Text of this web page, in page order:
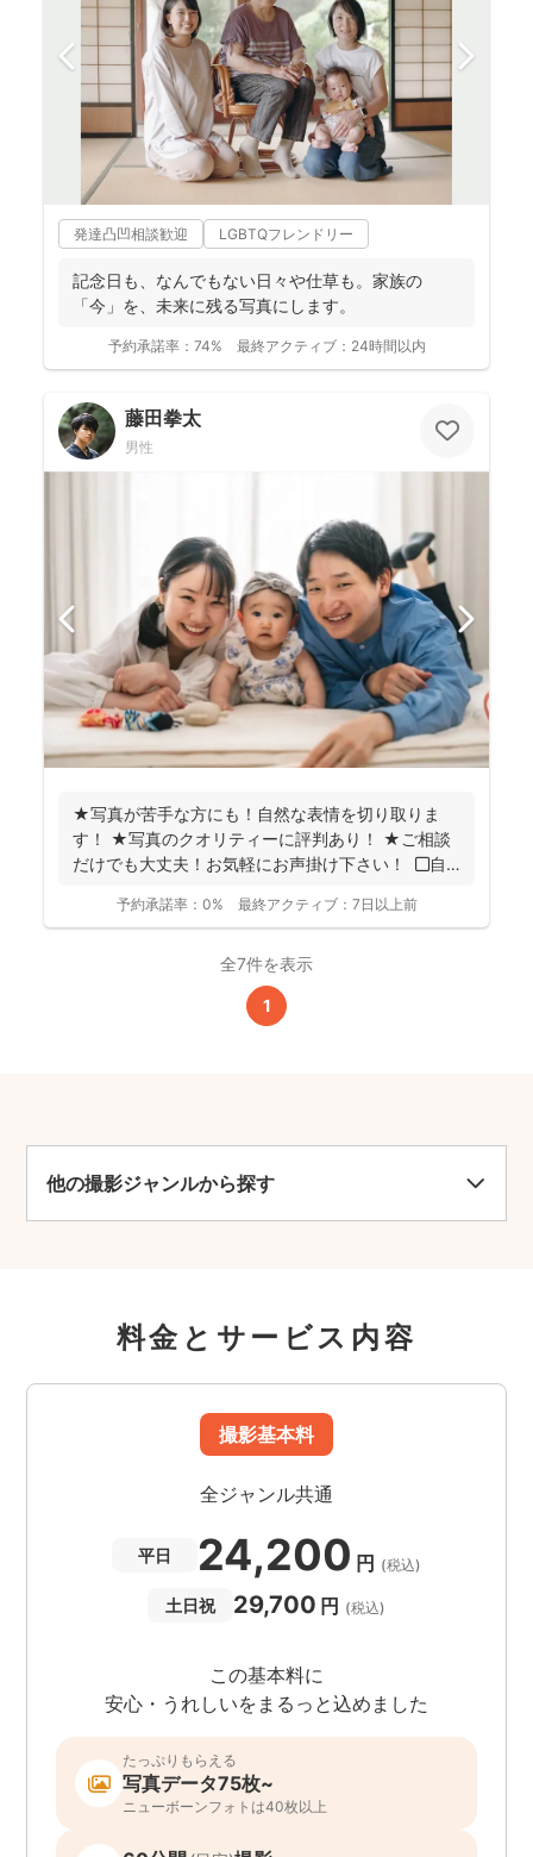
発達凸凹相談歓迎 LGBTQフレンドリー
記念日も、なんでもない日々や仕草も。家族の
「今」を、未来に残る写真にします。
予約承諾率： 74% 最終アクティブ： 24時間以内
藤田拳太
男性
★写真が苦手な方にも！自然な表情を切り取りま
す！ ★写真のクオリティーに評判あり！ ★ご相談
だけでも大丈夫！お気軽にお声掛け下さい！ ◼︎自
予約承諾率： 0% 最終アクティブ： 7日以上前
全7件を表示
1
他の撮影ジャンルから探す
料金とサービス内容
撮影基本料
全ジャンル共通
平日 24,200 円 (税込)
土日祝 29,700 円 (税込)
この基本料に
安心・うれしいをまるっと込めました
たっぷりもらえる
写真データ75枚~
ニューボーンフォトは40枚以上